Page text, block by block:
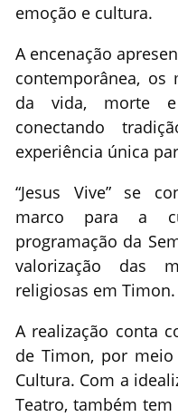
emoção e cultura.
A encenação
contemporânea, os
da vida, morte e
conectando
experiência única
“Jesus Vive” se
marco para a
programação da
valorização das
religiosas em Timon.
A realização conta
de Timon, por
Cultura. Com a
Teatro, também